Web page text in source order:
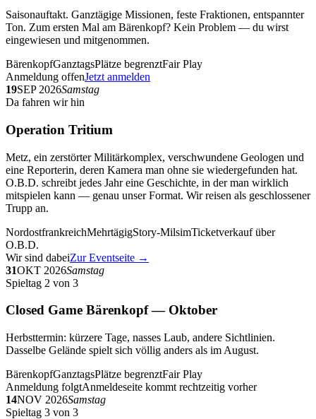
Saisonauftakt. Ganztägige Missionen, feste Fraktionen, entspannter
Ton. Zum ersten Mal am Bärenkopf? Kein Problem — du wirst
eingewiesen und mitgenommen.
BärenkopfGanztagsPlätze begrenztFair Play
Anmeldung offenJetzt anmelden
19SEP 2026Samstag
Da fahren wir hin
Operation Tritium
Metz, ein zerstörter Militärkomplex, verschwundene Geologen und
eine Reporterin, deren Kamera man ohne sie wiedergefunden hat.
O.B.D. schreibt jedes Jahr eine Geschichte, in der man wirklich
mitspielen kann — genau unser Format. Wir reisen als geschlossener
Trupp an.
NordostfrankreichMehrtägigStory-MilsimTicketverkauf über
O.B.D.
Wir sind dabeiZur Eventseite →
31OKT 2026Samstag
Spieltag 2 von 3
Closed Game Bärenkopf — Oktober
Herbsttermin: kürzere Tage, nasses Laub, andere Sichtlinien.
Dasselbe Gelände spielt sich völlig anders als im August.
BärenkopfGanztagsPlätze begrenztFair Play
Anmeldung folgtAnmeldeseite kommt rechtzeitig vorher
14NOV 2026Samstag
Spieltag 3 von 3